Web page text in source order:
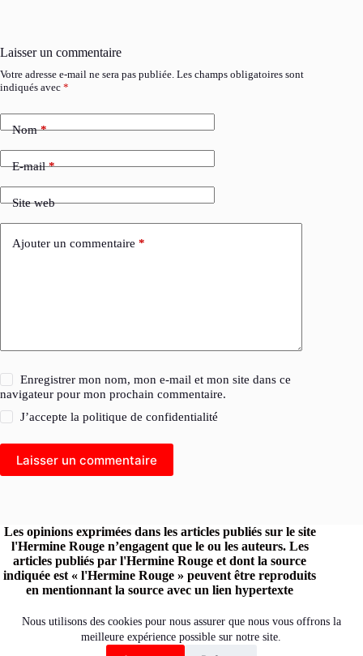
Nous utilisons des cookies pour nous assurer que nous vous offrons la
meilleure expérience possible sur notre site.
Laisser un commentaire
Votre adresse e-mail ne sera pas publiée. Les champs obligatoires sont
indiqués avec *
Nom*
E-mail*
Site web
Ajouter un commentaire *
Enregistrer mon nom, mon e-mail et mon site dans ce
navigateur pour mon prochain commentaire.
J’accepte lapolitique de confidentialité
Laisser un commentaire
Les opinions exprimées dans les articles publiés sur le site
l'Hermine Rouge n’engagent que le ou les auteurs. Les
articles publiés par l'Hermine Rouge et dont la source
indiquée est « l'Hermine Rouge » peuvent être reproduits
en mentionnant la source avec un lien hypertexte
Retrouvez l'Hermine Rouge sur les réseaux :